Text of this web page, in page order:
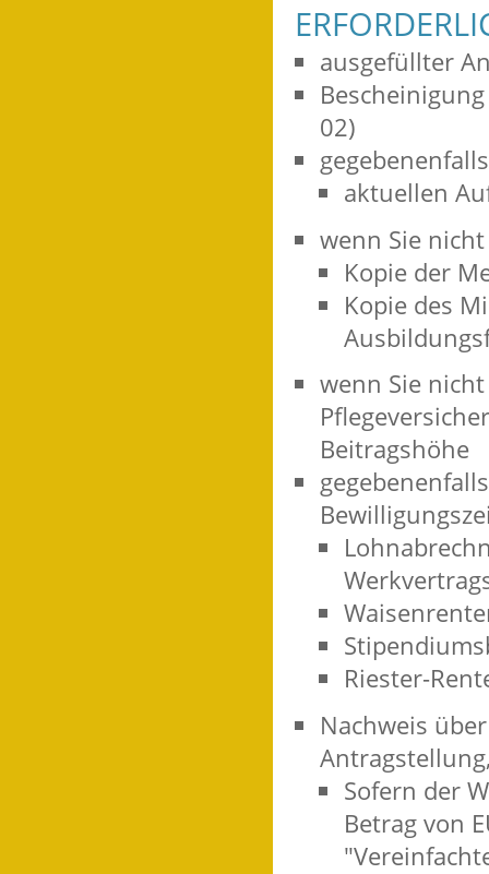
ausgefüllter
02)
aktuellen
wenn Sie
Kopie der
Kopie des
wenn Sie
Beitragshöhe
Riester-
Nachweis
Sofern der
Betrag von